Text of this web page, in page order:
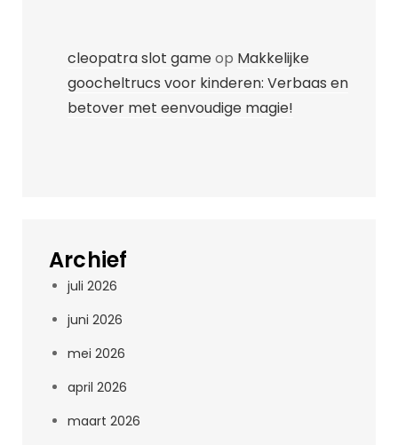
cleopatra slot gameop Makkelijke
goocheltrucs voor kinderen: Verbaas en
betover met eenvoudige magie!
Archief
juli 2026
juni 2026
mei 2026
april 2026
maart 2026